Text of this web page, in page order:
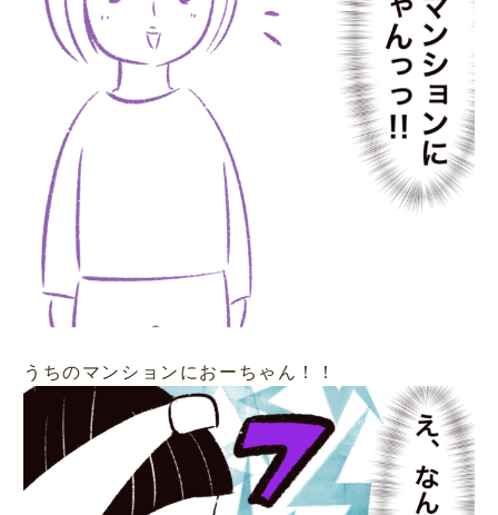
うちのマンションにおーちゃん！！